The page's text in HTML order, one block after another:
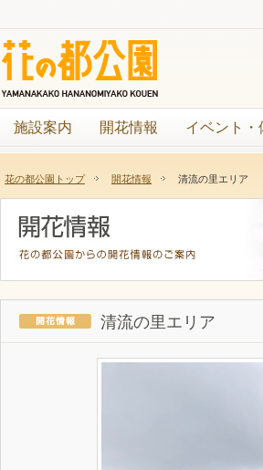
施設案内 開花情報 イベント・
花の都公園トップ 開花情報 清流の里エリア
清流の里エリア